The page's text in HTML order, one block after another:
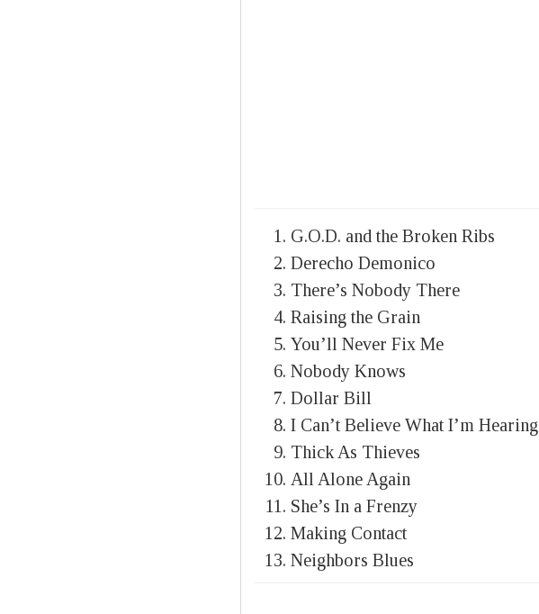
G.O.D. and the Broken Ribs
Derecho Demonico
There’s Nobody There
Raising the Grain
You’ll Never Fix Me
Nobody Knows
Dollar Bill
I Can’t Believe What I’m Hearing
Thick As Thieves
All Alone Again
She’s In a Frenzy
Making Contact
Neighbors Blues